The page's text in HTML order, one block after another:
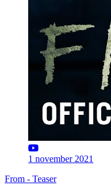
1 november 2021
From - Teaser